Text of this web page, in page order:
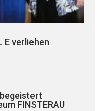
E verliehen
begeistert
FINSTERAU